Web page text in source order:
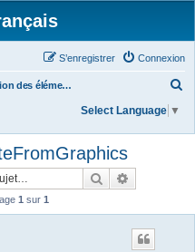
Connexion
S’enregistrer
Traduction des éléments du dossier /txtlibfunctions/
c
Select Language ▼
Rechercher
1 sur 1